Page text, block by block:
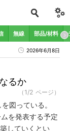
無線 部品/材料
2026年6月8日
るか
（1/2 ページ）
図っている。
を発表する予定
していくとい